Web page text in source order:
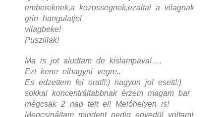
embereknek,a kozossegnek,ezaltal a vilagnak
grin hangulatjel
vilagbeke!
Puszillak!
Ma is jot aludtam de kislampaval….
Ezt kene elhagyni vegre..
Es edzettem fel orat!!:) nagyon jol esett!:)
sokkal koncentráltabbnak érzem magam bar
mégcsak 2 nap telt el! Melóhelyen is!
Megcsináltam mindent pedig egyedül voltam!